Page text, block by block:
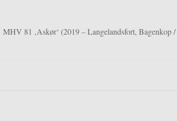
MHV 81 ‚Askør‘ (2019 –Langelandsfort, Bagenkop